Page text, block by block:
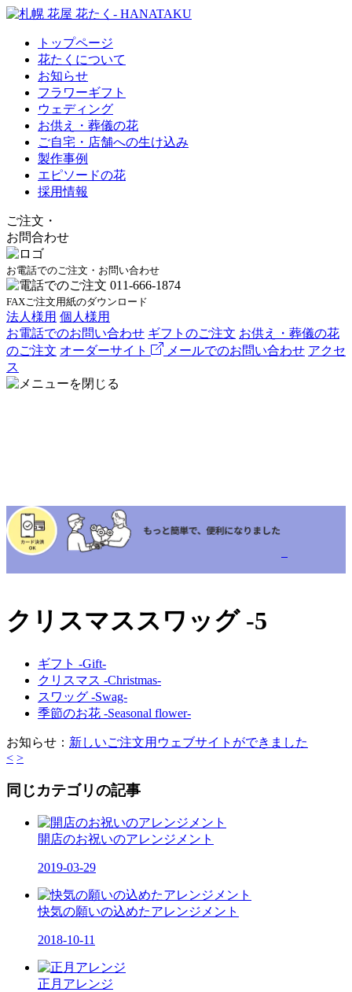
トップページ
花たくについて
お知らせ
フラワーギフト
ウェディング
お供え・葬儀の花
ご自宅・店舗への生け込み
製作事例
エピソードの花
採用情報
ご注文 ・
お問合わせ
お電話でのご注文・お問い合わせ
FAXご注文用紙のダウンロード
法人様用 個人様用
お電話でのお問い合わせ ギフトのご注文 お供え・葬儀の花
のご注文 オーダーサイト メールでのお問い合わせ アクセ
ス
クリスマススワッグ -5
ギフト -Gift-
クリスマス -Christmas-
スワッグ -Swag-
季節のお花 -Seasonal flower-
お知らせ： 新しいご注文用ウェブサイトができました
< >
同じカテゴリの記事
開店のお祝いのアレンジメント
2019-03-29
快気の願いの込めたアレンジメント
2018-10-11
正月アレンジ